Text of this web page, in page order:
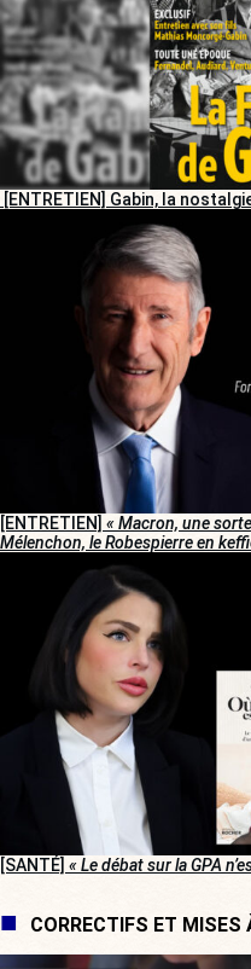
[ENTRETIEN] Gabin, la
[ENTRETIEN] « Macron, une
Mélenchon, le Robespierre en
[SANTÉ] « Le débat sur la GPA
CORRECTIFS ET MISES